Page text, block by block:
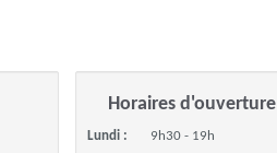
Horaires d'ouverture
Lundi : 9h30 - 19h